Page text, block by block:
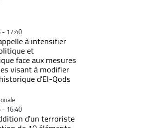
17:40
à intensifier
et
face aux mesures
visant à modifier
d'El-Qods
16:40
d'un terroriste